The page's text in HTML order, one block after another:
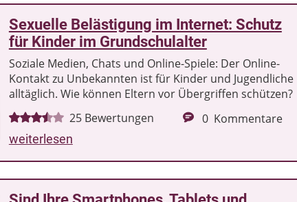
Sexuelle Belästigung im Internet: Schutz
für Kinder im Grundschulalter
Soziale Medien, Chats und Online-Spiele: Der Online-
Kontakt zu Unbekannten ist für Kinder und Jugendliche
alltäglich. Wie können Eltern vor Übergriffen schützen?
25 Bewertungen 0 Kommentare
weiterlesen